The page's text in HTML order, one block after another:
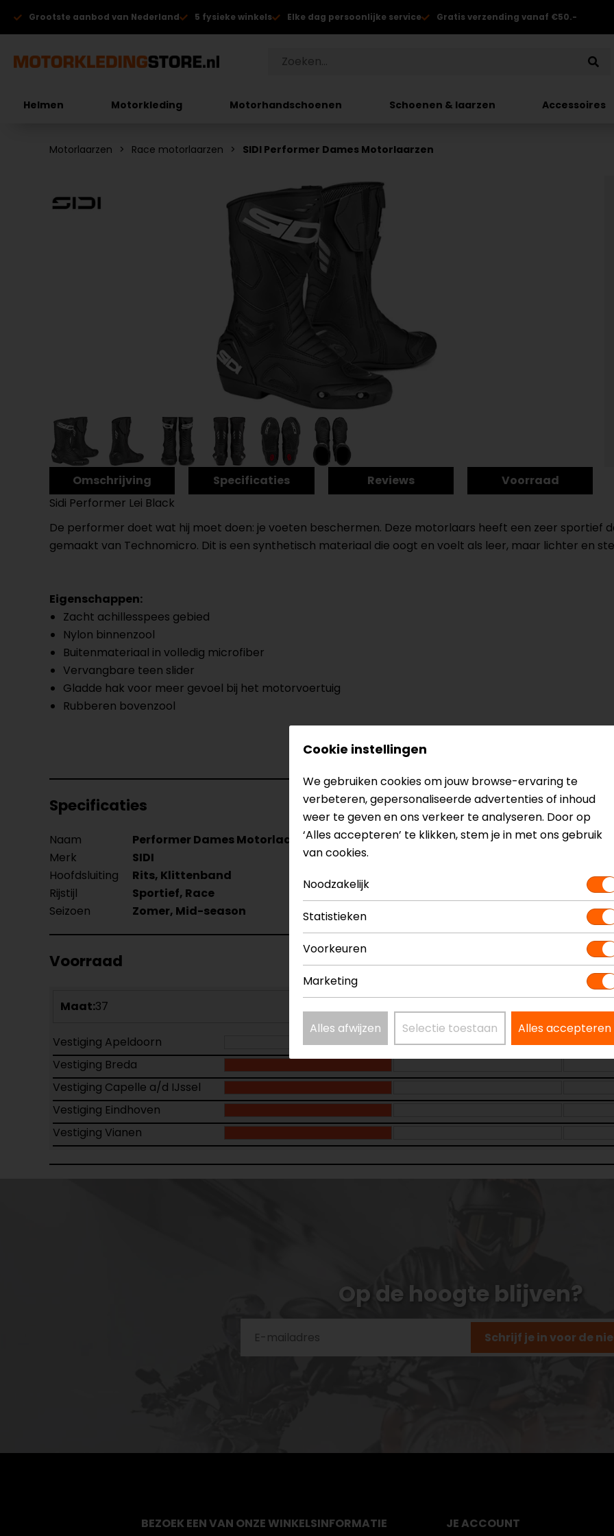
Grootste aanbod van Nederland 5 fysieke winkels Elke dag persoonlijke service Gratis verzending vanaf €50.-
Helmen Motorkleding Motorhandschoenen Schoenen & laarzen Accessoires
Motorlaarzen Race motorlaarzen SIDI Performer Dames Motorlaarzen
Omschrijving Specificaties Reviews
Voorraad
Sidi Performer Lei Black
De performer doet wat hij moet doen: je voeten beschermen. Deze motorlaars heeft een zeer sportief
gemaakt van Technomicro. Dit is een synthetisch materiaal die oogt en voelt als leer, maar lichter en
Eigenschappen:
Zacht achillesspees gebied
Nylon binnenzool
Buitenmateriaal in volledig microfiber
Vervangbare teen slider
Gladde hak voor meer gevoel bij het motorvoertuig
Rubberen bovenzool
Specificaties
Naam Performer Dames Motorlaarzen Model
Merk
SIDI
Hoofdsluiting
Rits, Klittenband
Rijstijl
Sportief, Race Schachthoogte
Seizoen
Zomer, Mid-season
Voorraad
Maat:37
Vestiging Apeldoorn
Vestiging Breda
Vestiging Capelle a/d IJssel
Vestiging Eindhoven
Vestiging Vianen
Op de hoogte blijven?
Schrijf je in voor de
Cookie instellingen
We gebruiken cookies om jouw browse-ervaring te
verbeteren, gepersonaliseerde advertenties of inhoud
weer te geven en ons verkeer te analyseren. Door op
‘Alles accepteren’ te klikken, stem je in met ons gebruik
van cookies.
Noodzakelijk
Statistieken
Voorkeuren
Marketing
Alles afwijzen Selectie toestaan Alles accepteren
BEZOEK EEN VAN ONZE WINKELSINFORMATIE JE ACCOUNT